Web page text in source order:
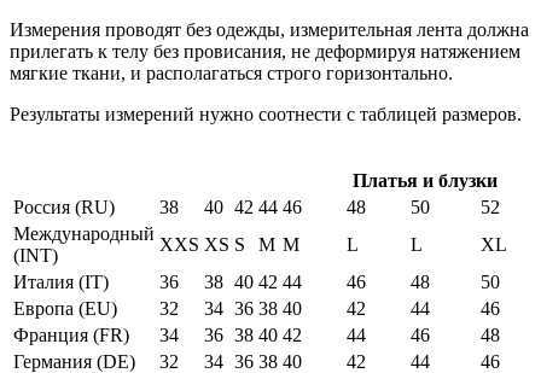
Измерения проводят без одежды, измерительная лента должна
прилегать к телу без провисания, не деформируя натяжением
мягкие ткани, и располагаться строго горизонтально.
Результаты измерений нужно соотнести с таблицей размеров.
Платья и блузки
Россия (RU)
38 40 42 44 46 48 50
52
Международный
(INT)
XXS XS S M M L L
XL
Италия (IT)
36 38 40 42 44 46 48
50
Европа (EU)
32 34 36 38 40 42 44
46
Франция (FR)
34 36 38 40 42 44 46
48
Германия (DE)
32 34 36 38 40 42 44
46